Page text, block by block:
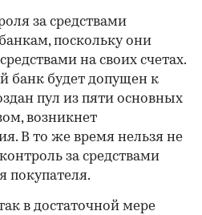
за средствами
поскольку они
на своих счетах.
банк будет допущен к
пул из пяти основных
возникнет
В то же время нельзя не
за средствами
покупателя.
в достаточной мере